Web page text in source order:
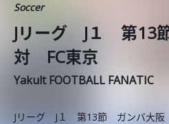
Soccer
Jリーグ J１ 第13
対 FC東京
Yakult FOOTBALL FANATIC
Jリーグ J１ 第13節 ガンバ大